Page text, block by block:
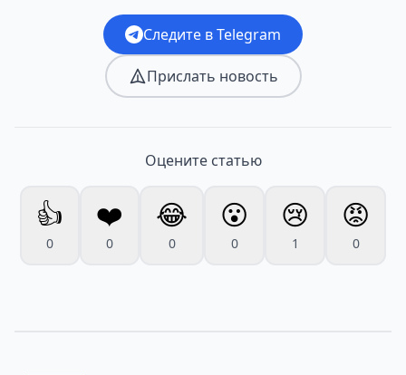
Следите в Telegram
Прислать новость
Оцените статью
👍
0
❤️
0
😂
0
😮
0
😢
1
😡
0